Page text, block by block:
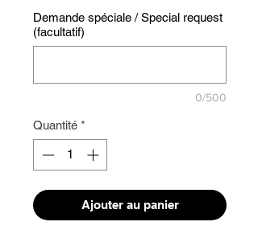
Demande spéciale / Special request
(facultatif)
0/500
Quantité *
Ajouter au panier